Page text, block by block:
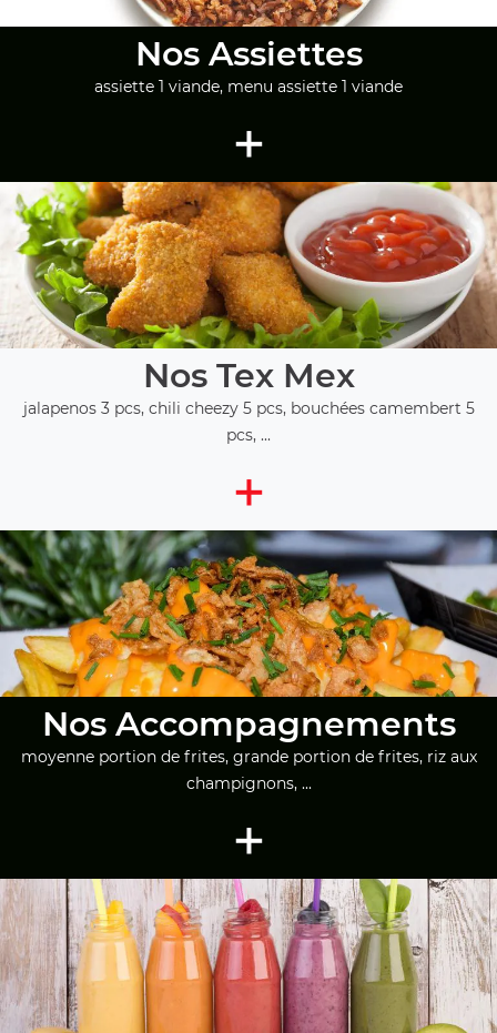
Nos Assiettes
assiette 1 viande, menu assiette 1 viande
+
Nos Tex Mex
jalapenos 3 pcs, chili cheezy 5 pcs, bouchées camembert 5
pcs, ...
+
Nos Accompagnements
moyenne portion de frites, grande portion de frites, riz aux
champignons, ...
+